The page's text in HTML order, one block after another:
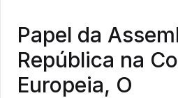
Papel da
República na
Europeia, O